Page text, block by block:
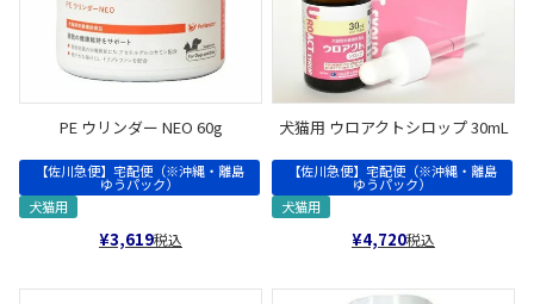
PE ウリンダー NEO 60g
【佐川急便】宅配便（※沖縄・離島
ゆうパック）
犬猫用
¥3,619税込
犬猫用 ウロアクトシロップ 30mL
【佐川急便】宅配便（※沖縄・離島
ゆうパック）
犬猫用
¥4,720税込